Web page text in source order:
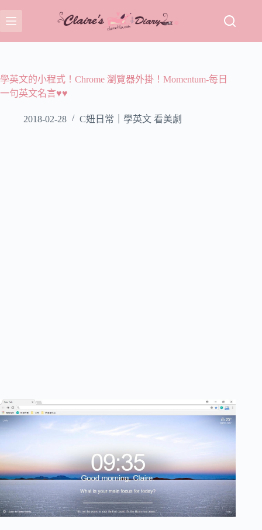
至
主
容
學英文的小程式！Chrome 瀏覽器外掛！Momentum-每日
一句英文名言♥♥
2018-02-28 C妞日常｜學英文 看美劇